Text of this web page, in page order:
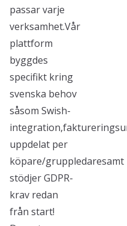
passar varje
verksamhet.Vår
plattform
byggdes
specifikt kring
svenska behov
såsom Swish-
uppdelat per
köpare/gruppledaresamt
stödjer GDPR-
krav redan
från start!